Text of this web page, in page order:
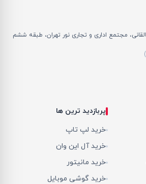
مجتمع اداری و تجاری نور تهران، طبقه ششم
پربازدید ترین ها
خرید لپ تاپ
خرید آل این وان
خرید مانیتور
خرید گوشی موبایل